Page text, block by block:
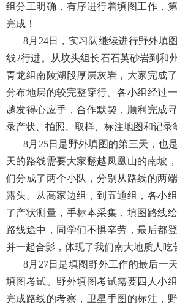
组分工明确，有序进行着填图工作，
完成！
8月 24日，实习队继续进行野外填
线2行进。从坟头组长石石英砂岩到和
青龙组南陵湖段厚层灰岩，大家完成
分布地层的较完整穿行。各小组经过
越发得心应手，合作默契，顺利完成
录产状、拍照、取样、标注地图和记录
8月 25日是野外填图的第三天，也
天的路线需要大家翻越凤凰山的南坡
们分成了两个小队，分别从路线的两
露头。从高家边组，到五通组，各小
了产状测量，手标本采集，填图路线
路线途中，同学们不惧辛劳，最后都
并一起合影，体现了我们南大地质人吃
8月 27日是填图野外工作的最后一
填图考试。野外填图考试需要四人小
完成路线的考察，卫星手图的标注，